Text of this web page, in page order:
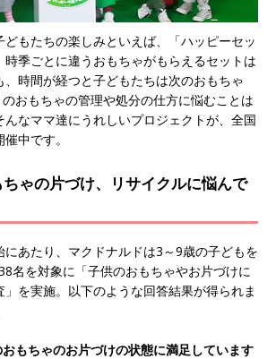
どもたちの楽しみといえば、「ハッピーセッ
季ごとに違うおもちゃがもらえるセットは
時間が経つと子どもたちは次のおもちゃ
おもちゃの管理や処分の仕方に悩むことは
なママ達にうれしいプロジェクトが、全国
中です。
ゃの片づけ、リサイクルに悩んで
にあたり、マクドナルドは3～9歳の子どもを
名を対象に「子供のおもちゃやお片づけに
を実施。以下のような回答結果が得られま
もちゃのお片づけの状態に満足しています